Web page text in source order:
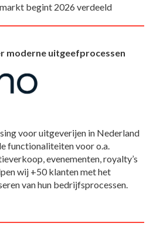
begint 2026 verdeeld
moderne uitgeefprocessen
voor uitgeverijen in Nederland
functionaliteiten voor o.a.
evenementen, royalty’s
wij +50 klanten met het
van hun bedrijfsprocessen.